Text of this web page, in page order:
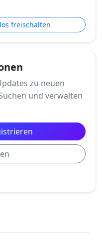
freischalten
zu neuen
und verwalten